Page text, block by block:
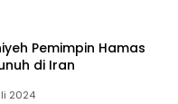
Pemimpin Hamas
di Iran
2024